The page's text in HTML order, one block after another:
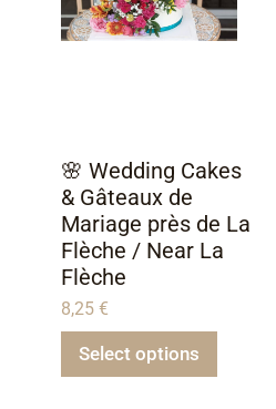
🌸 Wedding Cakes
& Gâteaux de
Mariage près de La
Flèche / Near La
Flèche
8,25 €
Select options